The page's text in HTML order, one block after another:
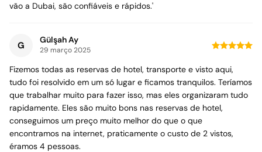
vão a Dubai, são confiáveis e rápidos.'
G Gülşah Ay
29 março 2025
Fizemos todas as reservas de hotel, transporte e visto aqui,
tudo foi resolvido em um só lugar e ficamos tranquilos. Teríamos
que trabalhar muito para fazer isso, mas eles organizaram tudo
rapidamente. Eles são muito bons nas reservas de hotel,
conseguimos um preço muito melhor do que o que
encontramos na internet, praticamente o custo de 2 vistos,
éramos 4 pessoas.